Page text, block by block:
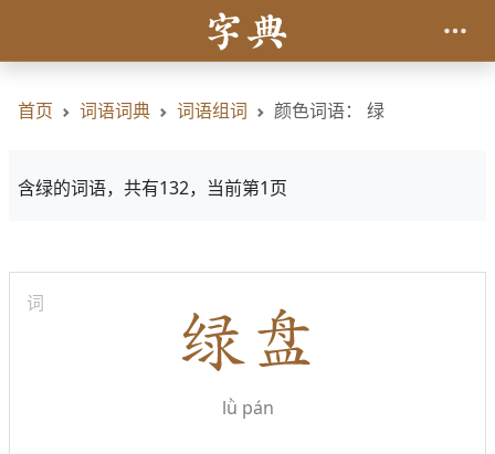
首页 词语词典 词语组词 颜色词语： 绿
含绿的词语，共有132，当前第1页
词
lǜ pán